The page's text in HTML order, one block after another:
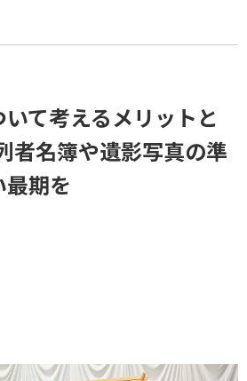
て考えるメリットと
者名簿や遺影写真の準
期を